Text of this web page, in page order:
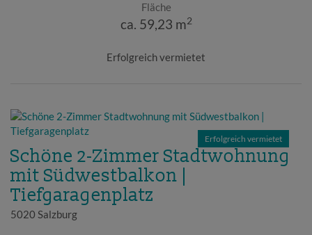
Fläche
ca. 59,23 m2
Erfolgreich vermietet
Erfolgreich vermietet
Schöne 2-Zimmer Stadtwohnung
mit Südwestbalkon |
Tiefgaragenplatz
5020 Salzburg